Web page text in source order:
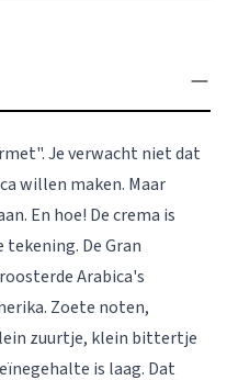
Je verwacht niet dat
willen maken. Maar
En hoe! De crema is
De Gran
Arabica's
Zoete noten,
zuurtje, klein bittertje
is laag. Dat